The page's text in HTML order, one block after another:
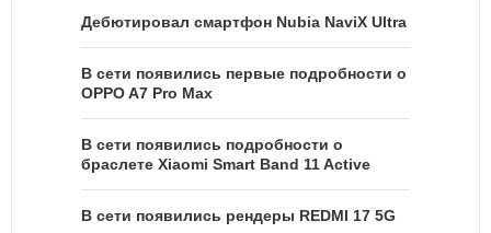
Дебютировал смартфон Nubia NaviX Ultra
В сети появились первые подробности о
OPPO A7 Pro Max
В сети появились подробности о
браслете Xiaomi Smart Band 11 Active
В сети появились рендеры REDMI 17 5G